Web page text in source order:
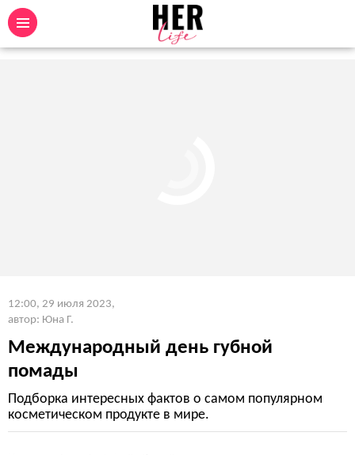
12:00, 29 июля 2023,
автор: Юна Г.
Международный день губной
помады
Подборка интересных фактов о самом популярном
косметическом продукте в мире.